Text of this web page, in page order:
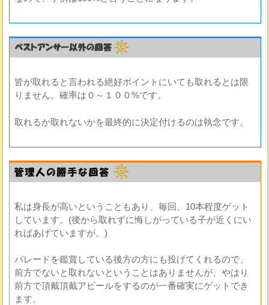
皆が取れると言われる絶好ポイントにいても取れるとは限
りません。確率は０～１００%です。
取れるか取れないかを最終的に決定付けるのは執念です。
私は身長が高いということもあり、毎回、10本程度ゲット
しています。(後から取れずに悔しがっている子が近くにい
ればあげていますが。)
パレードを鑑賞している後方の方にも投げてくれるので、
前方でないと取れないということはありませんが、やはり
前方で頂戴頂戴アピールをするのが一番確実にゲットでき
ます。